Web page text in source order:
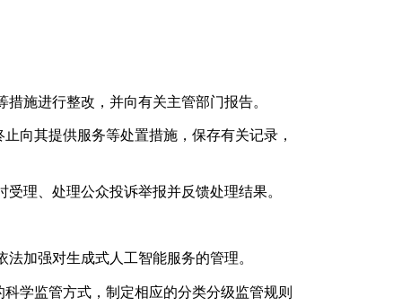
施进行整改，并向有关主管部门报告。
向其提供服务等处置措施，保存有关记录，
理、处理公众投诉举报并反馈处理结果。
加强对生成式人工智能服务的管理。
学监管方式，制定相应的分类分级监管规则